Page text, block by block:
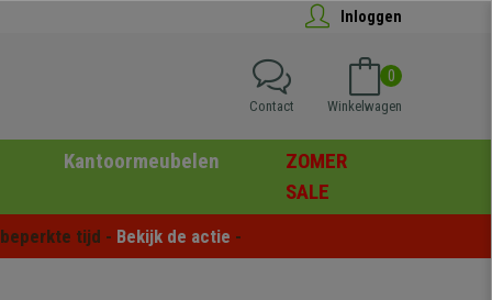
Inloggen
0
Winkelwagen
Contact
Kantoormeubelen
ZOMER
SALE
tijd - Bekijk de actie -